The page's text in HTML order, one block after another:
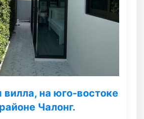
вилла, на юго-востоке
Чалонг.